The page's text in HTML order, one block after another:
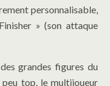
personnalisable,
» (son attaque
grandes figures du
top, le multijoueur